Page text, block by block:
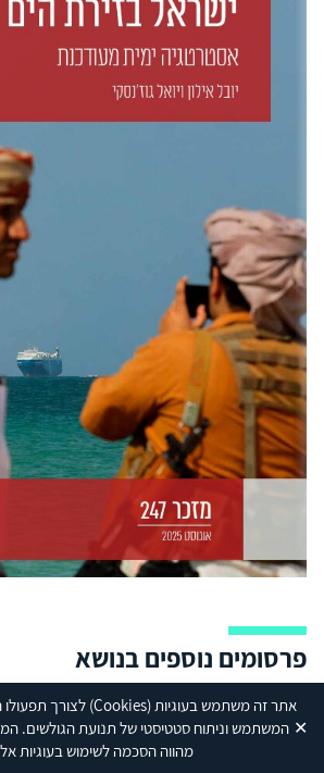
אתר זה משתמש בעוגיות(Cookies) לצורך תפעולו
המשתמש וניתוח סטטיסטי של תנועת הגולשים.
מהווה הסכמה לשימוש בעוגיות
✕
פרסומים נוספים בנושא